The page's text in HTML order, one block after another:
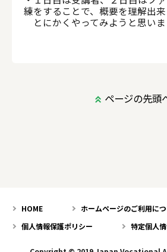
練をすることで、概要を理解出来
とにかくやってみようと思いま
ページの先頭
HOME
ホームページのご利用に
個人情報保護ポリシー
特定個人